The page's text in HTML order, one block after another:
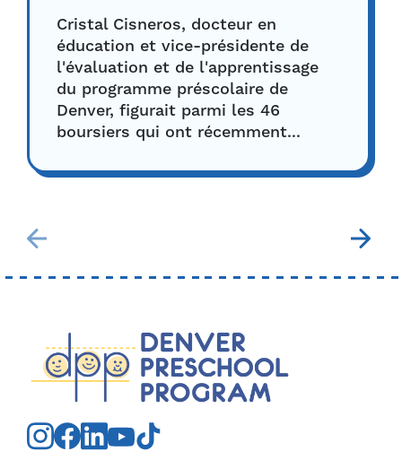
Cristal Cisneros, docteur en
éducation et vice-présidente de
l'évaluation et de l'apprentissage
du programme préscolaire de
Denver, figurait parmi les 46
boursiers qui ont récemment...